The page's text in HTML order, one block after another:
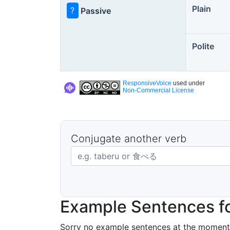
? Passive Plain
Polite
ResponsiveVoice used under
Non-Commercial License
Conjugate another verb
Japanese verb in dictionary form
Example Sentences
Sorry no example sentences at the